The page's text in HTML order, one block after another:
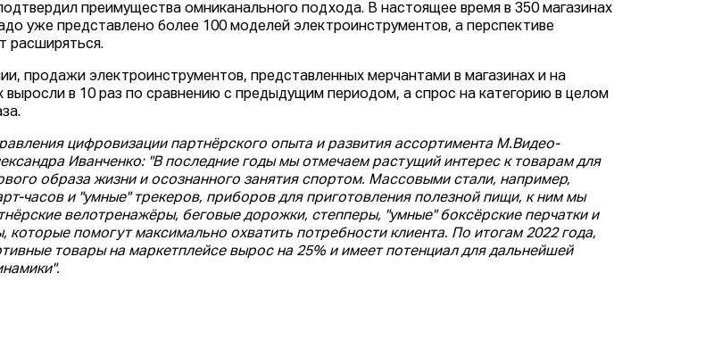
преимущества омниканального подхода. В настоящее время в 350 магазинах
уже представлено более 100 моделей электроинструментов, а перспективе
расширяться.
продажи электроинструментов, представленных мерчантами в магазинах и на
в 10 раз по сравнению с предыдущим периодом, а спрос на категорию в целом
цифровизации партнёрского опыта и развития ассортимента М.Видео-
Иванченко: "В последние годы мы отмечаем растущий интерес к товарам для
образа жизни и осознанного занятия спортом. Массовыми стали, например,
часов и "умные" трекеров, приборов для приготовления полезной пищи, к ним мы
велотренажёры, беговые дорожки, степперы, "умные" боксёрские перчатки и
которые помогут максимально охватить потребности клиента. По итогам 2022 года,
товары на маркетплейсе вырос на 25% и имеет потенциал для дальнейшей